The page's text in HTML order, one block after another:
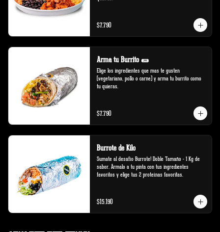
$7.790
Arma tu Burrito 🌯
Elige los ingredientes que mas te gusten
(vegetariano, pollo o carne) y arma tu burrito como
tu quieras.
$7.790
Burrote de Kilo
Sumate al desafío Burrote! Doble Tamaño - 1 Kg de
sabor. Ármalo a tu pinta con tus ingredientes
favoritos y elige tus 2 proteínas favoritas.
$15.190